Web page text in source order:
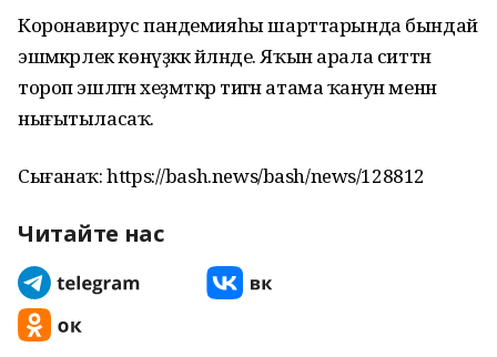
Коронавирус пандемияһы шарттарында бындай
эшмәкәрлек көнүҙәккә әйләнде. Яҡын арала ситтән
тороп эшләгән хеҙмәткәр тигән атама ҡанун менән
нығытыласаҡ.
Сығанаҡ: https://bash.news/bash/news/128812
Читайте нас